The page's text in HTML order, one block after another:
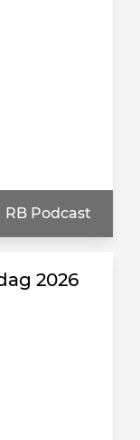
RB Podcast
2026